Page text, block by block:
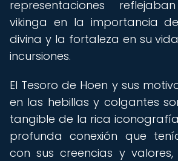
representaciones
vikinga en la importancia
divina y la fortaleza en su
incursiones.
El Tesoro de Hoen y sus
en las hebillas y colgantes
tangible de la rica
profunda conexión que
con sus creencias y